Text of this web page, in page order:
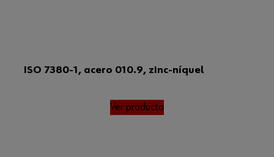
ISO 7380-1, acero 010.9, zinc-níquel
Ver producto